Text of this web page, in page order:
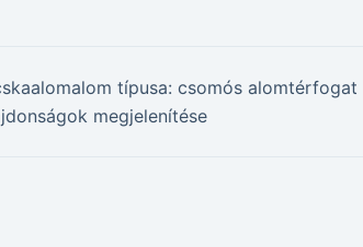
típusa: csomós alomtérfogat
megjelenítése